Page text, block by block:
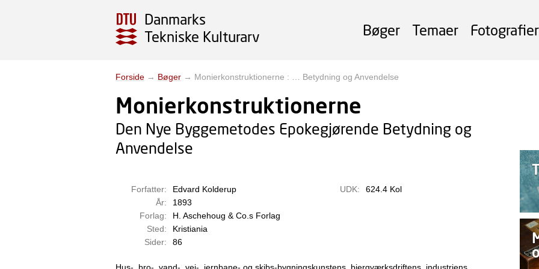
Danmarks
Tekniske Kulturarv
Bøger Temaer Fotografier
Forside → Bøger → Monierkonstruktionerne : … Betydning og Anvendelse
Monierkonstruktionerne
Den Nye Byggemetodes Epokegjørende Betydning og
Anvendelse
Forfatter:
Edvard Kolderup
År:
1893
Forlag:
H. Aschehoug & Co.s Forlag
Sted:
Kristiania
Sider:
86
UDK: 624.4 Kol